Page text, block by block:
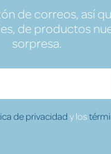
de correos, así
de productos
sorpresa.
de privacidady los